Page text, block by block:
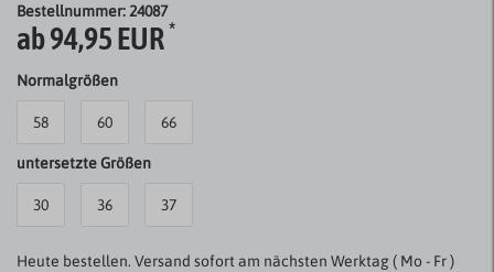
Bestellnummer: 24087
ab 94,95 EUR*
Normalgrößen
58 60 66
untersetzte Größen
30 36 37
Heute bestellen. Versand sofort am nächsten Werktag ( Mo - Fr )